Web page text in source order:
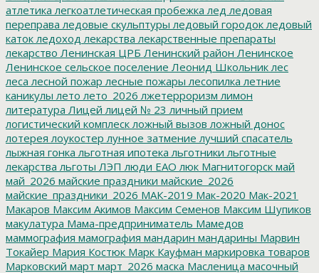
атлетика легкоатлетическая пробежка лед ледовая
переправа ледовые скульптуры ледовый городок ледовый
каток ледоход лекарства лекарственные препараты
лекарство Ленинская ЦРБ Ленинский район Ленинское
Ленинское сельское поселение Леонид Школьник лес
леса лесной пожар лесные пожары лесопилка летние
каникулы лето лето_2026 лжетерроризм лимон
литература Лицей лицей № 23 личный прием
логистический комплеск ложный вызов ложный донос
лотерея лоукостер лунное затмение лучший спасатель
лыжная гонка льготная ипотека льготники льготные
лекарства льготы ЛЭП люди ЕАО люк Магнитогорск май
май_2026 майские праздники майские_2026
майские_праздники_2026 МАК-2019 Мак-2020 Мак-2021
Макаров Максим Акимов Максим Семенов Максим Шупиков
макулатура Мама-предприниматель Мамедов
маммография мамография мандарин мандарины Марвин
Токайер Мария Костюк Марк Кауфман маркировка товаров
Марковский март март_2026 маска Масленица масочный